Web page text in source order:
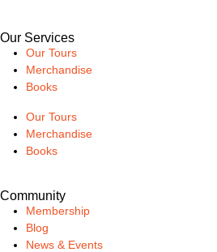
Our Services
Our Tours
Merchandise
Books
Our Tours
Merchandise
Books
Community
Membership
Blog
News & Events